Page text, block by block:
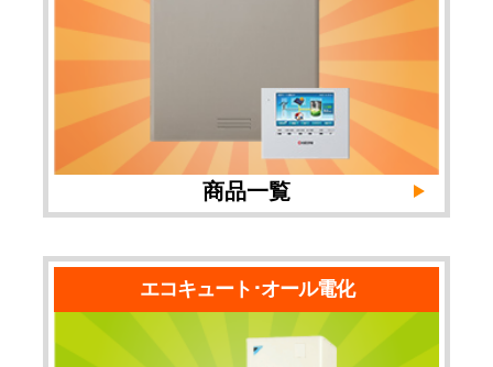
商品一覧
エコキュート･オール電化